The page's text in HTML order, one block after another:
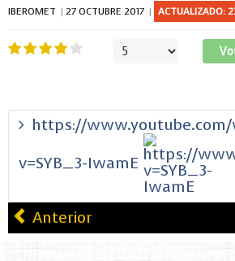
IBEROMET 27 OCTUBRE 2017 ACTUALIZADO:
Ratio:4/5
Por
https://www.youtube.com/
v=SYB_3-IwamE
Anterior